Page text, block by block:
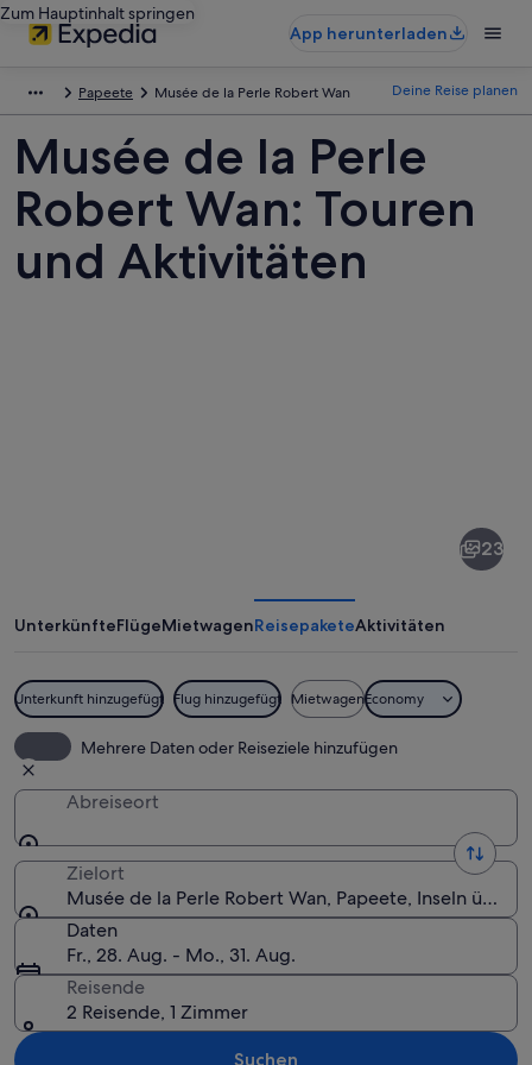
Zum Hauptinhalt springen
App herunterladen
Papeete Musée de la Perle Robert Wan Deine Reise planen
Musée de la Perle
Robert Wan: Touren
und Aktivitäten
Perle
Wan
23
UnterkünfteFlügeMietwagenReisepaketeAktivitäten
Unterkunft hinzugefügt Flug hinzugefügt MietwagenEconomy
Mehrere Daten oder Reiseziele hinzufügen
Abreiseort
Zielort
Musée de la Perle Robert Wan, Papeete, Inseln über
Daten
Fr., 28. Aug. - Mo., 31. Aug.
Reisende
2 Reisende, 1 Zimmer
Suchen